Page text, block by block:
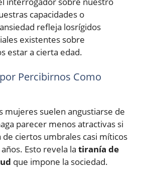
capacidades o
refleja losrígidos
existentes sobre
estar a cierta edad.
Percibirnos Como
mujeres suelen angustiarse de
parecer menos atractivas si
ciertos umbrales casi míticos
Esto revela la tiranía de
que impone la sociedad.